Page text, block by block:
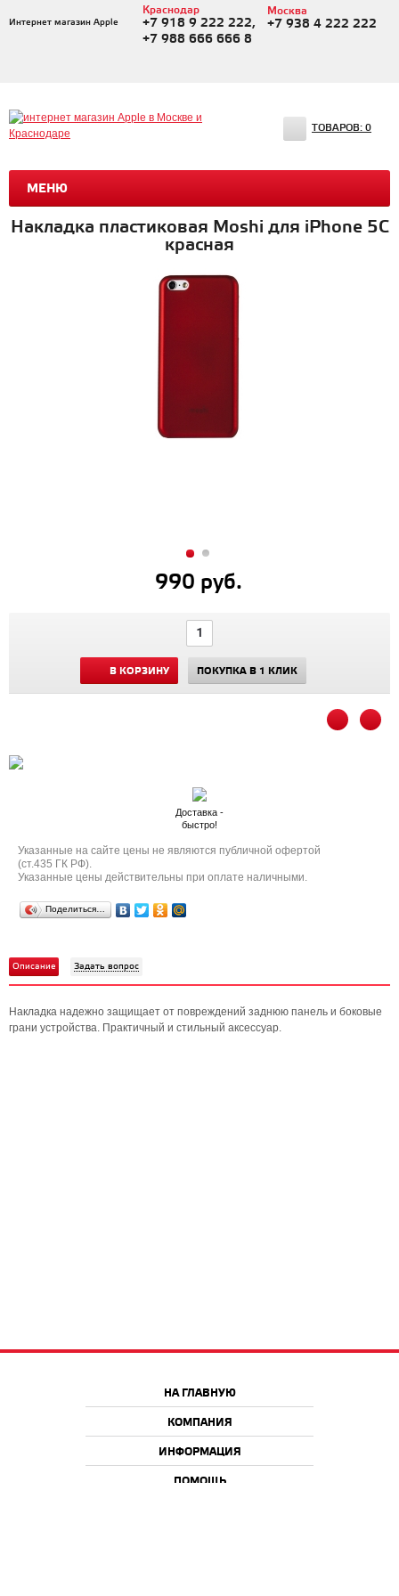
Интернет магазин Apple
Краснодар
+7 918 9 222 222,
+7 988 666 666 8
Москва
+7 938 4 222 222
МЕНЮ
ТОВАРОВ: 0
Накладка пластиковая Moshi для iPhone 5C
красная
990 руб.
В КОРЗИНУ ПОКУПКА В 1 КЛИК
Доставка -
быстро!
Указанные на сайте цены не являются публичной офертой
(ст.435 ГК РФ).
Указанные цены действительны при оплате наличными.
Поделиться…
Описание Задать вопрос
Накладка надежно защищает от повреждений заднюю панель и боковые
грани устройства. Практичный и стильный аксессуар.
НА ГЛАВНУЮ
КОМПАНИЯ
ИНФОРМАЦИЯ
ПОМОЩЬ